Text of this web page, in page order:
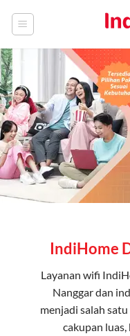
IndiHome
Layanan wifi
Nanggar dan
menjadi salah
cakupan